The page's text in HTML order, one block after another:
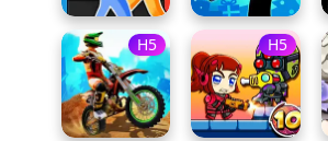
H5 H5